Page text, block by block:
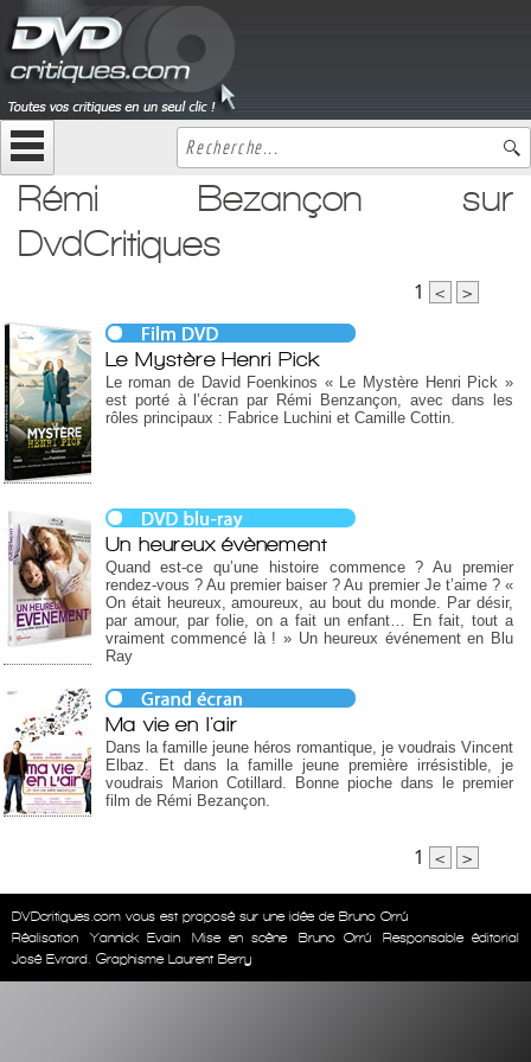
Rémi Bezançon sur
DvdCritiques
1 < >
Le Mystère Henri Pick
Le roman de David Foenkinos « Le Mystère Henri Pick »
est porté à l’écran par Rémi Benzançon, avec dans les
rôles principaux : Fabrice Luchini et Camille Cottin.
Un heureux évènement
Quand est-ce qu’une histoire commence ? Au premier
rendez-vous ? Au premier baiser ? Au premier Je t’aime ? «
On était heureux, amoureux, au bout du monde. Par désir,
par amour, par folie, on a fait un enfant… En fait, tout a
vraiment commencé là ! » Un heureux événement en Blu
Ray
Ma vie en l'air
Dans la famille jeune héros romantique, je voudrais Vincent
Elbaz. Et dans la famille jeune première irrésistible, je
voudrais Marion Cotillard. Bonne pioche dans le premier
film de Rémi Bezançon.
1 < >
DVDcritiques.com vous est proposé sur une idée de Bruno Orrú
Réalisation
Yannick Evain Mise en scène Bruno Orrú
Responsable éditorial
José Evrard. Graphisme Laurent Berry